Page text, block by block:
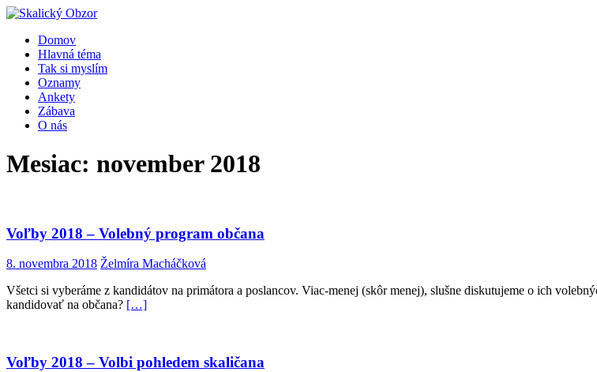
Domov
Hlavná téma
Tak si myslím
Oznamy
Ankety
Zábava
O nás
Mesiac: november 2018
Voľby 2018 – Volebný program občana
8. novembra 2018 Želmíra Macháčková
Všetci si vyberáme z kandidátov na primátora a poslancov. Viac-menej (skôr menej), slušne diskutujeme o ich
kandidovať na občana? […]
Voľby 2018 – Volbi pohledem skaličana